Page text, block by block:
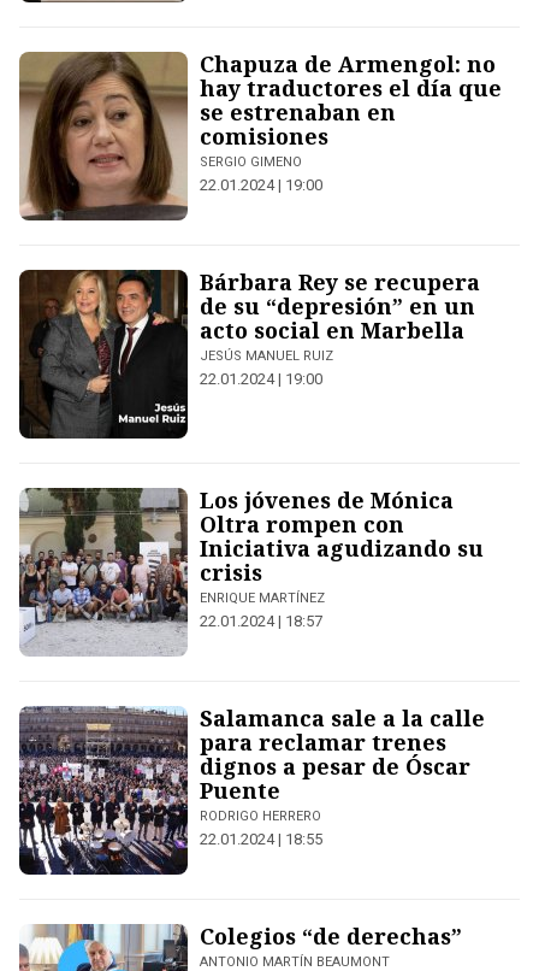
Chapuza de Armengol: no
hay traductores el día que
se estrenaban en
comisiones
SERGIO GIMENO
22.01.2024 | 19:00
Bárbara Rey se recupera
de su “depresión” en un
acto social en Marbella
JESÚS MANUEL RUIZ
22.01.2024 | 19:00
Los jóvenes de Mónica
Oltra rompen con
Iniciativa agudizando su
crisis
ENRIQUE MARTÍNEZ
22.01.2024 | 18:57
Salamanca sale a la calle
para reclamar trenes
dignos a pesar de Óscar
Puente
RODRIGO HERRERO
22.01.2024 | 18:55
Colegios “de derechas”
ANTONIO MARTÍN BEAUMONT